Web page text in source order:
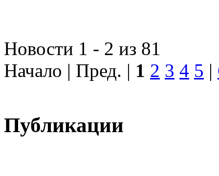
Новости 1 - 2 из 81
Начало | Пред. | 1 2 3 4 5 |
Публикации